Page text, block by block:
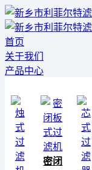
首页
关于我们
产品中心
密闭